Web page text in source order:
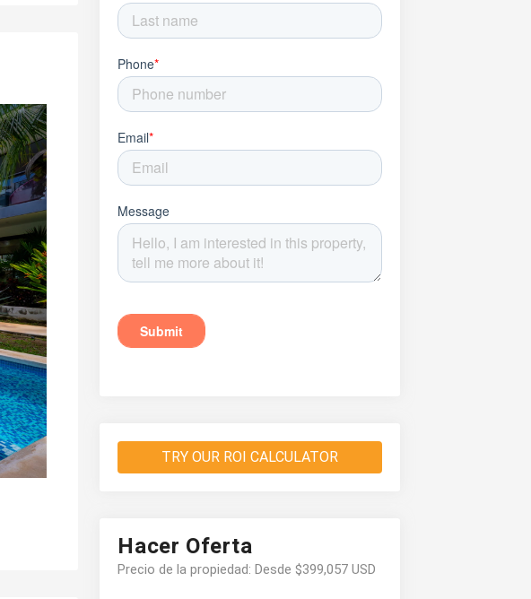
TRY OUR ROI CALCULATOR
Hacer Oferta
Precio de la propiedad: Desde $399,057 USD